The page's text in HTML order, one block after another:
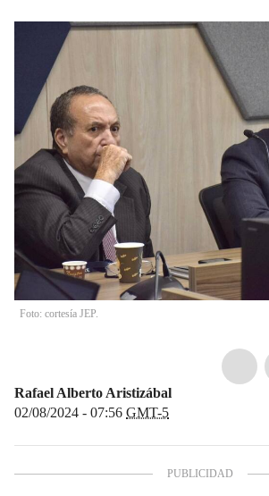
Foto: cortesía JEP.
Rafael Alberto Aristizábal
02/08/2024 - 07:56 GMT-5